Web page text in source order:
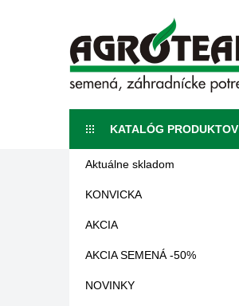
KATALÓG PRODUKTOV
Aktuálne skladom
KONVICKA
AKCIA
AKCIA SEMENÁ -50%
NOVINKY